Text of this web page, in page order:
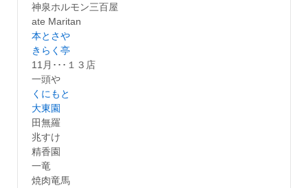
神泉ホルモン三百屋
ate Maritan
本とさや
きらく亭
11月･･･１３店
一頭や
くにもと
大東園
田無羅
兆すけ
精香園
一竜
焼肉竜馬